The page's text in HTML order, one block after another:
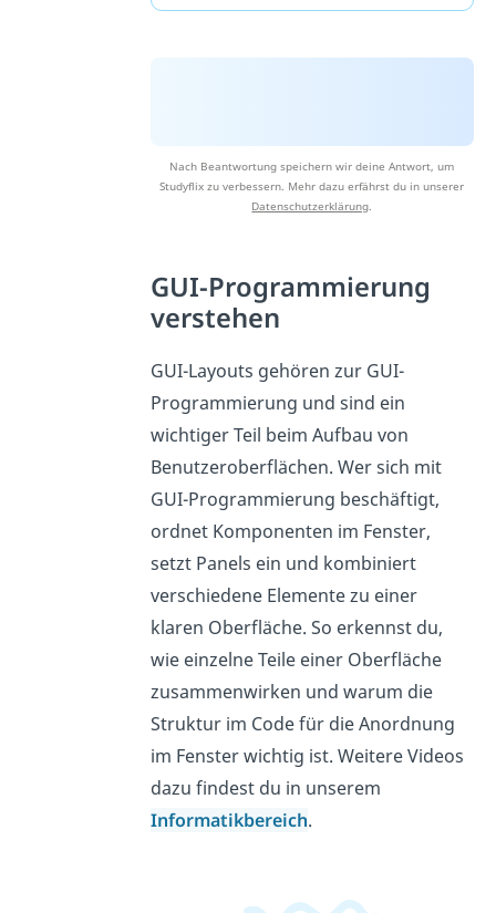
Nach Beantwortung speichern wir deine Antwort, um
Studyflix zu verbessern. Mehr dazu erfährst du in unserer
Datenschutzerklärung
GUI-Programmierung
verstehen
GUI-Layouts gehören zur GUI-
Programmierung und sind ein
wichtiger Teil beim Aufbau von
Benutzeroberflächen. Wer sich mit
GUI-Programmierung beschäftigt,
ordnet Komponenten im Fenster,
setzt Panels ein und kombiniert
verschiedene Elemente zu einer
klaren Oberfläche. So erkennst du,
wie einzelne Teile einer Oberfläche
zusammenwirken und warum die
Struktur im Code für die Anordnung
im Fenster wichtig ist. Weitere Videos
dazu findest du in unserem
Informatikbereich.